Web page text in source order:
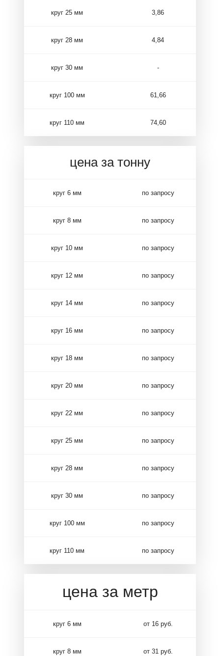
круг 25 мм 3,86
круг 28 мм 4,84
круг 30 мм -
круг 100 мм 61,66
круг 110 мм 74,60
цена за тонну
круг 6 мм по запросу
круг 8 мм по запросу
круг 10 мм по запросу
круг 12 мм по запросу
круг 14 мм по запросу
круг 16 мм по запросу
круг 18 мм по запросу
круг 20 мм по запросу
круг 22 мм по запросу
круг 25 мм по запросу
круг 28 мм по запросу
круг 30 мм по запросу
круг 100 мм по запросу
круг 110 мм по запросу
цена за метр
круг 6 мм от 16 руб.
круг 8 мм от 31 руб.